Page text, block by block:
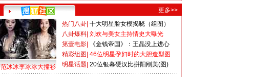
更多>>
范冰冰李冰冰大撞衫
热门八卦 十大明星脸女模揭晓（组图）
八卦爆料 刘欢与美女主持情史大曝光
第壹电影
《金钱帝国》：王晶没上进心
精彩组图 46位明星孕妇时的大胆造型图
明星话题 20位银幕硬汉比拼阳刚美(图)